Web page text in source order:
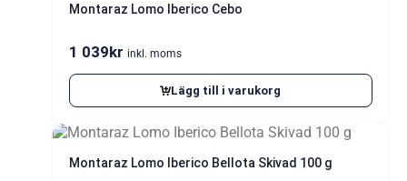
Montaraz Lomo Iberico Cebo
1 039kr inkl. moms
Lägg till i varukorg
Montaraz Lomo Iberico Bellota Skivad 100 g